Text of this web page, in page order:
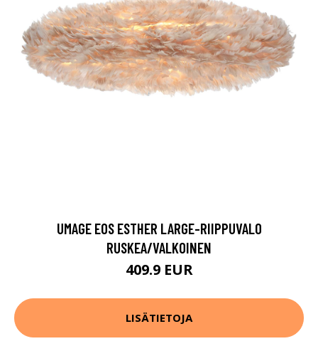
UMAGE EOS ESTHER LARGE-RIIPPUVALO
RUSKEA/VALKOINEN
409.9 EUR
LISÄTIETOJA